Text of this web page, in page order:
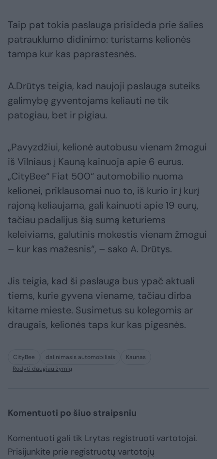
Taip pat tokia paslauga prisideda prie šalies
patrauklumo didinimo: turistams kelionės
tampa kur kas paprastesnės.
A.Drūtys teigia, kad naujoji paslauga suteiks
galimybę gyventojams keliauti ne tik
patogiau, bet ir pigiau.
„Pavyzdžiui, kelionė autobusu vienam žmogui
iš Vilniaus į Kauną kainuoja apie 6 eurus.
„CityBee“ Fiat 500“ automobilio nuoma
kelionei, priklausomai nuo to, iš kurio ir į kurį
rajoną keliaujama, gali kainuoti apie 19 eurų,
tačiau padalijus šią sumą keturiems
keleiviams, galutinis mokestis vienam žmogui
– kur kas mažesnis“, – sako A. Drūtys.
Jis teigia, kad ši paslauga bus ypač aktuali
tiems, kurie gyvena viename, tačiau dirba
kitame mieste. Susimetus su kolegomis ar
draugais, kelionės taps kur kas pigesnės.
CityBee dalinimasis automobiliais
Kaunas
Rodyti daugiau žymių
Komentuoti po šiuo straipsniu
Komentuoti gali tik Lrytas registruoti vartotojai.
Prisijunkite prie registruotų vartotojų